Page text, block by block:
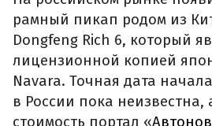
рамный пикап родом из
Dongfeng Rich 6, который
лицензионной копией
Navara. Точная дата
в России пока неизвестна,
стоимость портал «